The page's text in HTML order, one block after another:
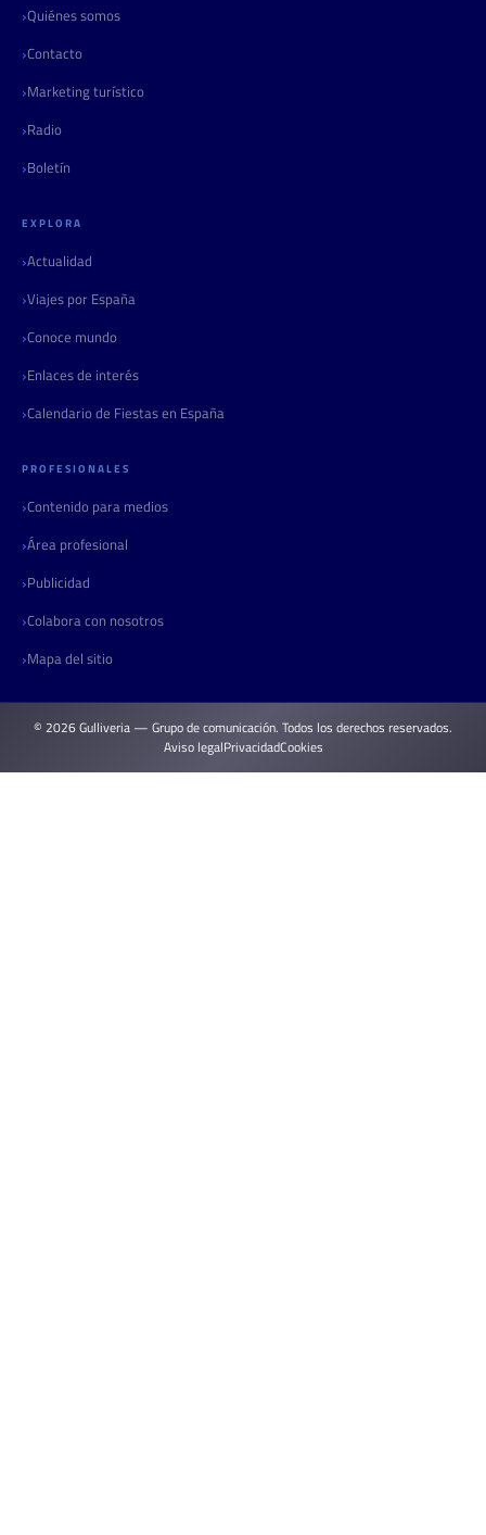
Quiénes somos
Contacto
Marketing turístico
Radio
Boletín
EXPLORA
Actualidad
Viajes por España
Conoce mundo
Enlaces de interés
Calendario de Fiestas en España
PROFESIONALES
Contenido para medios
Área profesional
Publicidad
Colabora con nosotros
Mapa del sitio
© 2026 Gulliveria — Grupo de comunicación. Todos los derechos reservados.
Aviso legalPrivacidadCookies